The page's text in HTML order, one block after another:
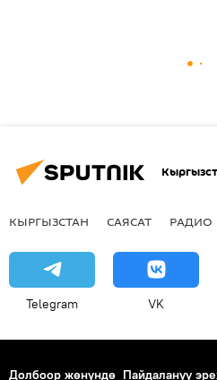
КЫРГЫЗСТАН САЯСАТ РАДИО
Telegram VK
Долбоор жөнүндө Пайдалануу